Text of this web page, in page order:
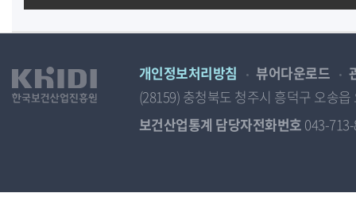
개인정보처리방침 뷰어다운로드
(28159) 충청북도 청주시 흥덕구 오송
보건산업통계 담당자전화번호 043-